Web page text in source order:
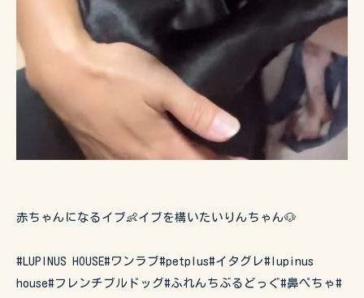
赤ちゃんになるイブ👶イブを構いたいりんちゃん🐶
#LUPINUS HOUSE#ワンラブ#petplus#イタグレ#lupinus
house#フレンチブルドッグ#ふれんちぶるどっぐ#鼻ぺちゃ#